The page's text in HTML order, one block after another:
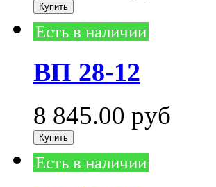
Есть в наличии
ВП 28-12
8 845.00 руб
Есть в наличии